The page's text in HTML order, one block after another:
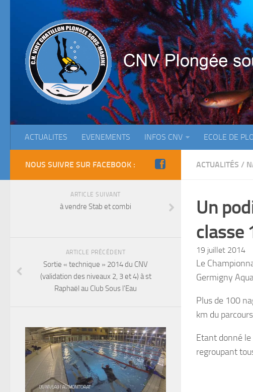
ACTUALITES EVENEMENTS INFOS CNV ECOLE DE
ACTUALITÉS /
Un
classe
19 juillet 2014
Le
Germigny
Plus de 100
km du
Etant donné
regroupant
NOUS SUIVRE SUR FACEBOOK :
ARTICLE SUIVANT
à vendre Stab et combi
ARTICLE PRÉCÉDENT
Sortie « technique » 2014 du CNV
(validation des niveaux 2, 3 et 4) à st
Raphaël au Club Sous l’Eau